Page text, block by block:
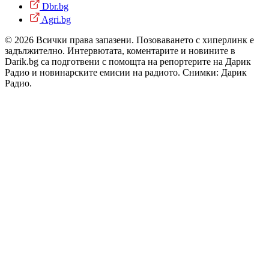
Dbr.bg
Agri.bg
© 2026 Всички права запазени. Позоваването с хиперлинк е
задължително. Интервютата, коментарите и новините в
Darik.bg са подготвени с помощта на репортерите на Дарик
Радио и новинарските емисии на радиото. Снимки: Дарик
Радио.